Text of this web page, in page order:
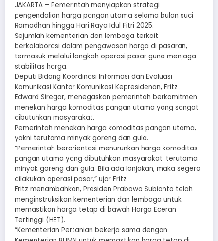
JAKARTA – Pemerintah menyiapkan strategi
pengendalian harga pangan utama selama bulan suci
Ramadhan hingga Hari Raya Idul Fitri 2025.
Sejumlah kementerian dan lembaga terkait
berkolaborasi dalam pengawasan harga di pasaran,
termasuk melalui langkah operasi pasar guna menjaga
stabilitas harga.
Deputi Bidang Koordinasi Informasi dan Evaluasi
Komunikasi Kantor Komunikasi Kepresidenan, Fritz
Edward Siregar, menegaskan pemerintah berkomitmen
menekan harga komoditas pangan utama yang sangat
dibutuhkan masyarakat.
Pemerintah menekan harga komoditas pangan utama,
yakni terutama minyak goreng dan gula.
“Pemerintah berorientasi menurunkan harga komoditas
pangan utama yang dibutuhkan masyarakat, terutama
minyak goreng dan gula. Bila ada lonjakan, maka segera
dilakukan operasi pasar,” ujar Fritz.
Fritz menambahkan, Presiden Prabowo Subianto telah
menginstruksikan kementerian dan lembaga untuk
memastikan harga tetap di bawah Harga Eceran
Tertinggi (HET).
“Kementerian Pertanian bekerja sama dengan